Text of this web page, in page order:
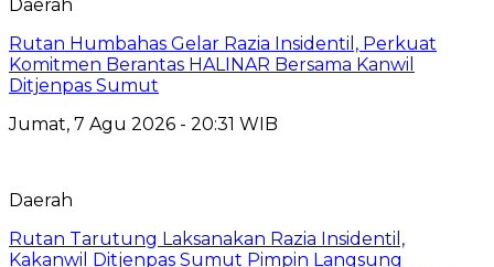
Daerah
Rutan Humbahas Gelar Razia Insidentil, Perkuat
Komitmen Berantas HALINAR Bersama Kanwil
Ditjenpas Sumut
Jumat, 7 Agu 2026 - 20:31 WIB
Daerah
Rutan Tarutung Laksanakan Razia Insidentil,
Kakanwil Ditjenpas Sumut Pimpin Langsung